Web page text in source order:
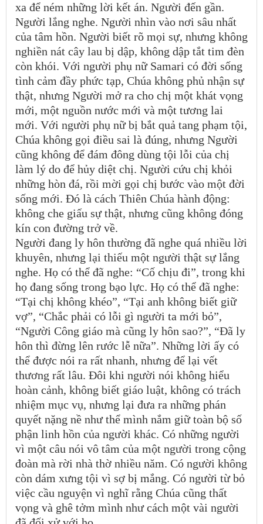
xa để ném những lời kết án. Người đến gần.
Người lắng nghe. Người nhìn vào nơi sâu nhất
của tâm hồn. Người biết rõ mọi sự, nhưng không
nghiền nát cây lau bị dập, không dập tắt tim đèn
còn khói. Với người phụ nữ Samari có đời sống
tình cảm đầy phức tạp, Chúa không phủ nhận sự
thật, nhưng Người mở ra cho chị một khát vọng
mới, một nguồn nước mới và một tương lai
mới. Với người phụ nữ bị bắt quả tang phạm tội,
Chúa không gọi điều sai là đúng, nhưng Người
cũng không để đám đông dùng tội lỗi của chị
làm lý do để hủy diệt chị. Người cứu chị khỏi
những hòn đá, rồi mời gọi chị bước vào một đời
sống mới. Đó là cách Thiên Chúa hành động:
không che giấu sự thật, nhưng cũng không đóng
kín con đường trở về.
Người đang ly hôn thường đã nghe quá nhiều lời
khuyên, nhưng lại thiếu một người thật sự lắng
nghe. Họ có thể đã nghe: “Cố chịu đi”, trong khi
họ đang sống trong bạo lực. Họ có thể đã nghe:
“Tại chị không khéo”, “Tại anh không biết giữ
vợ”, “Chắc phải có lỗi gì người ta mới bỏ”,
“Người Công giáo mà cũng ly hôn sao?”, “Đã ly
hôn thì đừng lên rước lễ nữa”. Những lời ấy có
thể được nói ra rất nhanh, nhưng để lại vết
thương rất lâu. Đôi khi người nói không hiểu
hoàn cảnh, không biết giáo luật, không có trách
nhiệm mục vụ, nhưng lại đưa ra những phán
quyết nặng nề như thể mình nắm giữ toàn bộ số
phận linh hồn của người khác. Có những người
vì một câu nói vô tâm của một người trong cộng
đoàn mà rời nhà thờ nhiều năm. Có người không
còn dám xưng tội vì sợ bị mắng. Có người từ bỏ
việc cầu nguyện vì nghĩ rằng Chúa cũng thất
vọng và ghê tởm mình như cách một vài người